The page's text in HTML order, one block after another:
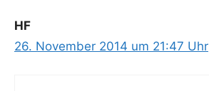
HF
26. November 2014 um 21:47 Uhr